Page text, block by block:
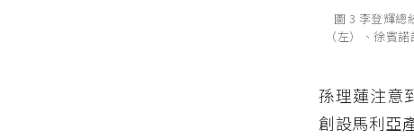
圖 3 李登輝總
（左）、徐賓
孫理蓮注意
創設馬利亞